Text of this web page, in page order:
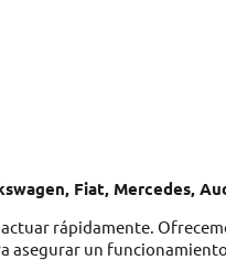
Fiat, Mercedes,
rápidamente.
asegurar un